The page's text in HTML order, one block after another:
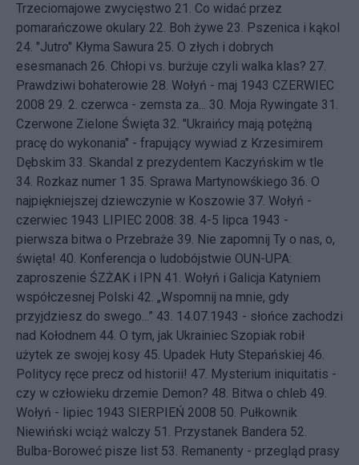
Trzeciomajowe zwycięstwo 21. Co widać przez
pomarańczowe okulary 22. Boh żywe 23. Pszenica i kąkol
24. "Jutro" Kłyma Sawura 25. O złych i dobrych
esesmanach 26. Chłopi vs. burżuje czyli walka klas? 27.
Prawdziwi bohaterowie 28. Wołyń - maj 1943 CZERWIEC
2008 29. 2. czerwca - zemsta za... 30. Moja Rywingate 31.
Czerwone Zielone Święta 32. "Ukraińcy mają potężną
pracę do wykonania" - frapujący wywiad z Krzesimirem
Dębskim 33. Skandal z prezydentem Kaczyńskim w tle
34. Rozkaz numer 1 35. Sprawa Martynowśkiego 36. O
najpiękniejszej dziewczynie w Koszowie 37. Wołyń -
czerwiec 1943 LIPIEC 2008: 38. 4-5 lipca 1943 -
pierwsza bitwa o Przebraże 39. Nie zapomnij Ty o nas, o,
święta! 40. Konferencja o ludobójstwie OUN-UPA:
zaproszenie ŚZŻAK i IPN 41. Wołyń i Galicja Katyniem
współczesnej Polski 42. „Wspomnij na mnie, gdy
przyjdziesz do swego...” 43. 14.07.1943 - słońce zachodzi
nad Kołodnem 44. O tym, jak Ukrainiec Szopiak robił
użytek ze swojej kosy 45. Upadek Huty Stepańskiej 46.
Politycy ręce precz od historii! 47. Mysterium iniquitatis -
czy w człowieku drzemie Demon? 48. Bitwa o chleb 49.
Wołyń - lipiec 1943 SIERPIEŃ 2008 50. Pułkownik
Niewiński wciąż walczy 51. Przystanek Bandera 52.
Bulba-Boroweć pisze list 53. Remanenty - przegląd prasy